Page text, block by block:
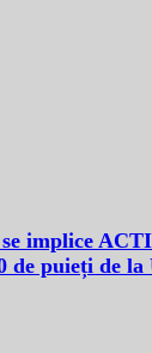
implice
de puieți de la